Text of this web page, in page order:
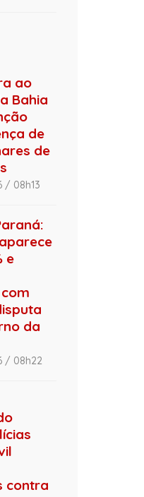
ao
Bahia
de
de
/ 08h13
e
da
/ 08h22
contra